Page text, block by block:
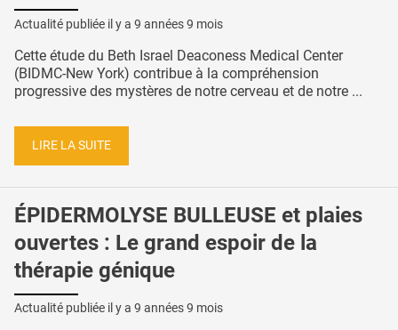
Actualité publiée il y a 9 années 9 mois
Cette étude du Beth Israel Deaconess Medical Center
(BIDMC-New York) contribue à la compréhension
progressive des mystères de notre cerveau et de notre ...
LIRE LA SUITE
ÉPIDERMOLYSE BULLEUSE et plaies
ouvertes : Le grand espoir de la
thérapie génique
Actualité publiée il y a 9 années 9 mois